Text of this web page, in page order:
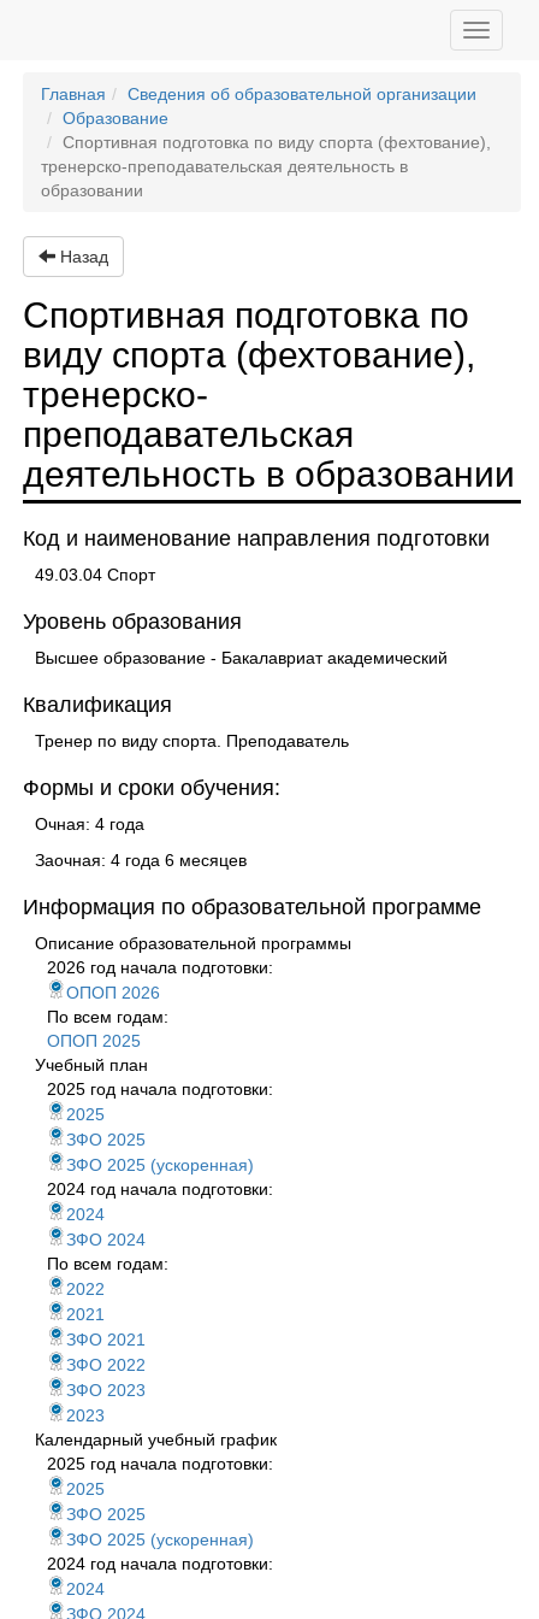
Toggle
Главная
Сведения об образовательной организации
Образование
Спортивная подготовка по виду спорта (фехтование),
тренерско-преподавательская деятельность в
образовании
Назад
Спортивная подготовка по
виду спорта (фехтование),
тренерско-
преподавательская
деятельность в образовании
Код и наименование направления подготовки
49.03.04 Спорт
Уровень образования
Высшее образование - Бакалавриат академический
Квалификация
Тренер по виду спорта. Преподаватель
Формы и сроки обучения:
Очная: 4 года
Заочная: 4 года 6 месяцев
Информация по образовательной программе
Описание образовательной программы
2026 год начала подготовки:
ОПОП 2026
По всем годам:
ОПОП 2025
Учебный план
2025 год начала подготовки:
2025
ЗФО 2025
ЗФО 2025 (ускоренная)
2024 год начала подготовки:
2024
ЗФО 2024
По всем годам:
2022
2021
ЗФО 2021
ЗФО 2022
ЗФО 2023
2023
Календарный учебный график
2025 год начала подготовки:
2025
ЗФО 2025
ЗФО 2025 (ускоренная)
2024 год начала подготовки:
2024
ЗФО 2024